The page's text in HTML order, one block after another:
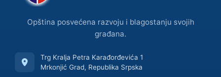
Opština posvećena razvoju i blagostanju svojih
građana.
Trg Kralja Petra Karađorđevića 1
Mrkonjić Grad, Republika Srpska